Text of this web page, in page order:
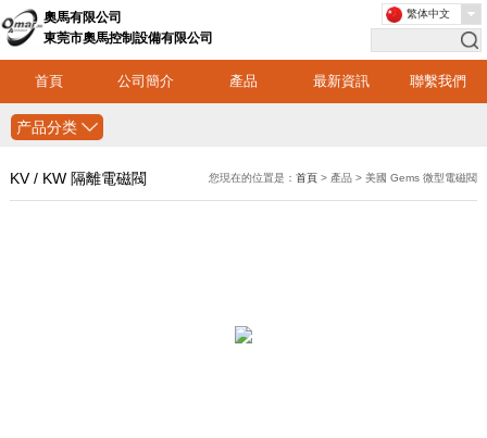
奧馬有限公司
東莞市奧馬控制設備有限公司
首頁 公司簡介 產品 最新資訊 聯繫我們
繁体中文
产品分类
KV / KW 隔離電磁閥 您現在的位置是：首頁 > 產品 > 美國 Gems 微型電磁閥